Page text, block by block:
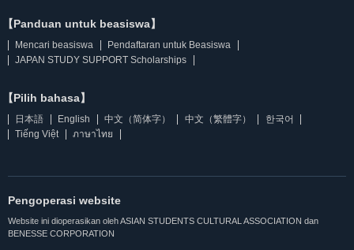
【Panduan untuk beasiswa】
Mencari beasiswa
Pendaftaran untuk Beasiswa
JAPAN STUDY SUPPORT Scholarships
【Pilih bahasa】
日本語 English 中文（简体字） 中文（繁體字）
한국어
Tiếng Việt
ภาษาไทย
Pengoperasi website
Website ini dioperasikan oleh ASIAN STUDENTS CULTURAL ASSOCIATION dan
BENESSE CORPORATION